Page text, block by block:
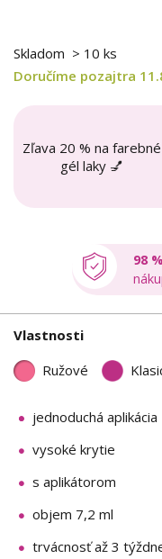
Skladom > 10 ks
Doručíme pozajtra
Zľava 20 % na farebné
gél laky 💅
98
Vlastnosti
Ružové
jednoduchá aplikácia
vysoké krytie
s aplikátorom
objem 7,2 ml
trvácnosť až 3